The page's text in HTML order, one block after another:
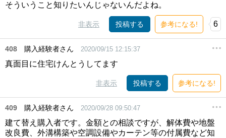
そういうこと知りたいんじゃないんだよね。
非表示 投稿する 参考になる! 6
408 購入経験者さん 2020/09/15 12:15:37
真面目に住宅けんとうしてます
非表示 投稿する 参考になる!
409 購入経験者さん 2020/09/28 09:50:47
建て替え購入者です。金額との相談ですが、解体費や地盤
改良費、外溝構築や空調設備やカーテン等の付属費など知